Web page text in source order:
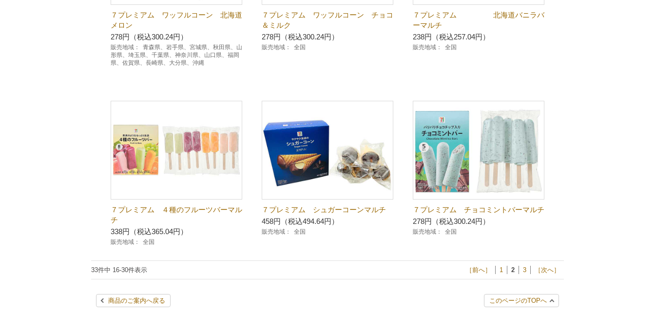
７プレミアム ワッフルコーン 北海道
メロン
278円（税込300.24円）
販売地域：
青森県、岩手県、宮城県、秋田県、山
形県、埼玉県、千葉県、神奈川県、山口県、福岡
県、佐賀県、長崎県、大分県、沖縄
７プレミアム ワッフルコーン チョコ
＆ミルク
278円（税込300.24円）
販売地域： 全国
７プレミアム 北海道バニラバ
ーマルチ
238円（税込257.04円）
販売地域： 全国
７プレミアム ４種のフルーツバーマル
チ
338円（税込365.04円）
販売地域： 全国
７プレミアム シュガーコーンマルチ
458円（税込494.64円）
販売地域： 全国
７プレミアム チョコミントバーマルチ
278円（税込300.24円）
販売地域： 全国
33件中 16-30件表示 ［前へ］ 1 2 3 ［次へ］
商品のご案内へ戻る このページのTOPへ